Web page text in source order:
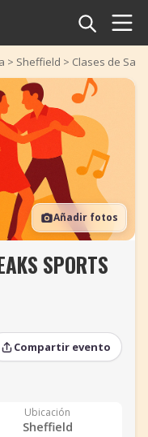
> Sheffield > Clases de
Añadir fotos
SPORTS
Compartir evento
Ubicación
Sheffield